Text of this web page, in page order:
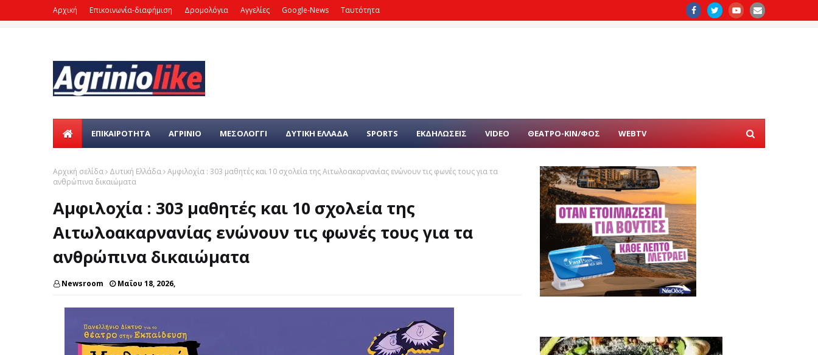
Αρχική Επικοινωνία-διαφήμιση Δρομολόγια Αγγελίες Google-News Ταυτότητα
ΕΠΙΚΑΙΡΌΤΗΤΑ ΑΓΡΙΝΙΟ ΜΕΣΟΛΟΓΓΙ ΔΥΤΙΚΗ ΕΛΛΑΔΑ SPORTS ΕΚΔΗΛΩΣΕΙΣ VIDEO ΘΕΑΤΡΟ-ΚΙΝ/ΦΟΣ WEBTV
Αρχική σελίδα Δυτική Ελλάδα Αμφιλοχία : 303 μαθητές και 10 σχολεία της Αιτωλοακαρνανίας ενώνουν τις φωνές τους για τα
ανθρώπινα δικαιώματα
Αμφιλοχία : 303 μαθητές και 10 σχολεία της
Αιτωλοακαρνανίας ενώνουν τις φωνές τους για τα
ανθρώπινα δικαιώματα
Newsroom Μαΐου 18, 2026,